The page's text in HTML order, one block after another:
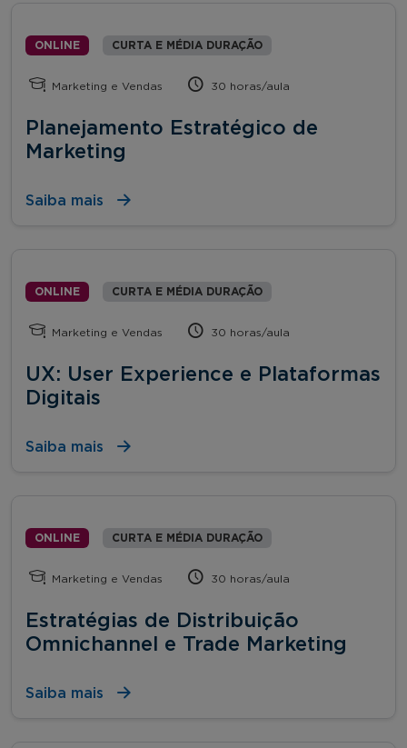
ONLINE CURTA E MÉDIA DURAÇÃO
Marketing e Vendas 30 horas/aula
Planejamento Estratégico de
Marketing
Saiba mais
ONLINE CURTA E MÉDIA DURAÇÃO
Marketing e Vendas 30 horas/aula
UX: User Experience e Plataformas
Digitais
Saiba mais
ONLINE CURTA E MÉDIA DURAÇÃO
Marketing e Vendas 30 horas/aula
Estratégias de Distribuição
Omnichannel e Trade Marketing
Saiba mais